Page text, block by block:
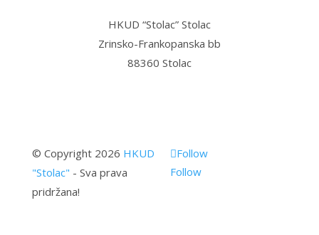
HKUD “Stolac” Stolac
Zrinsko-Frankopanska bb
88360 Stolac
© Copyright 2026 HKUD
"Stolac" - Sva prava
pridržana!
Follow
Follow